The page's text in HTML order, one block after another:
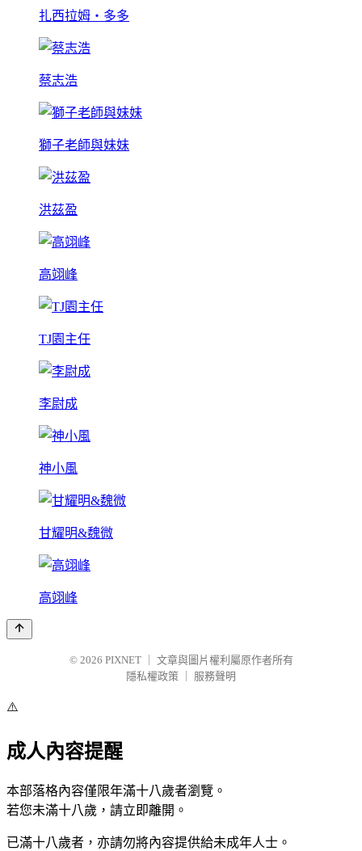
扎西拉姆‧多多
蔡志浩
獅子老師與妹妹
洪茲盈
高翊峰
TJ園主任
李尉成
神小風
甘耀明&魏微
高翊峰
© 2026 PIXNET
文章與圖片權利屬原作者所有
隱私權政策
服務聲明
⚠️
成人內容提醒
本部落格內容僅限年滿十八歲者瀏覽。
若您未滿十八歲，請立即離開。
已滿十八歲者，亦請勿將內容提供給未成年人士。